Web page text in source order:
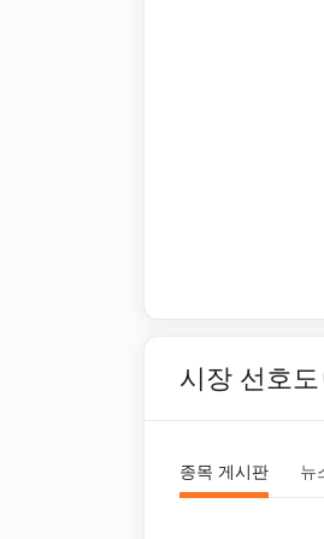
시장 선호도
종목 게시판 뉴